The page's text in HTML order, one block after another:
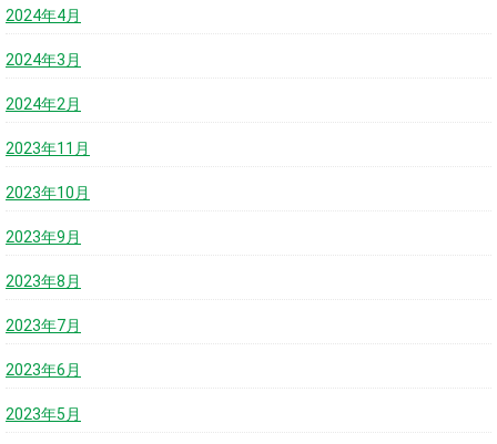
2024年4月
2024年3月
2024年2月
2023年11月
2023年10月
2023年9月
2023年8月
2023年7月
2023年6月
2023年5月